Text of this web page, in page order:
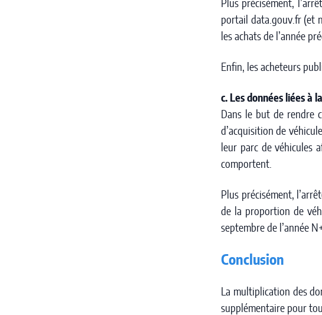
Plus précisément,
portail data.gouv.fr (et
les achats de l’année
Enfin, les acheteurs
c. Les données liées à
Dans le but de rendre
d’acquisition de
leur parc de véhicules
comportent.
Plus précisément,
de la proportion de
septembre de l’année
Conclusion
La multiplication des
supplémentaire pour